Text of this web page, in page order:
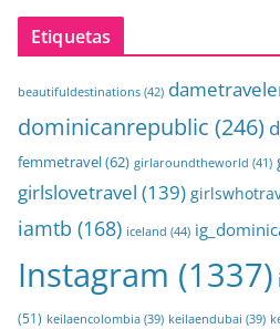
Etiquetas
beautifuldestinations (42)
dominicanrepublic (246)
femmetravel(62) girlaroundtheworld (41)
girlslovetravel (139)
iamtb (168) iceland (44)
Instagram (1337)
(51) keilaencolombia (39) keilaendubai (39)